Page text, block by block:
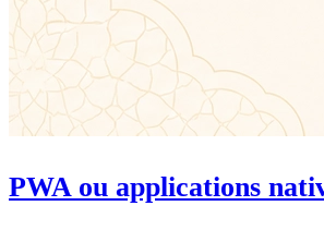
PWA ou applications